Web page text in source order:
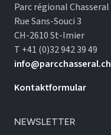
Parc régional Chasseral
Rue Sans-Souci 3
CH-2610 St-Imier
T +41 (0)32 942 39 49
info@parcchasseral.ch
Kontaktformular
NEWSLETTER